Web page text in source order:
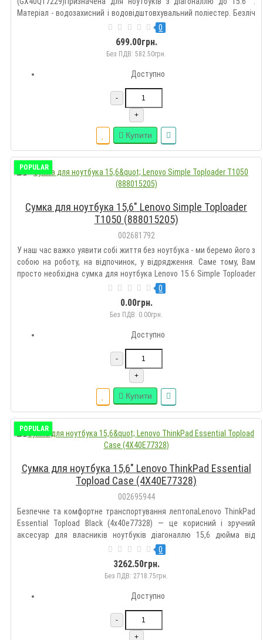
Матеріал - водозахисний і водовідштовхувальний поліестер. Безліч
кишень сприятиме використанню сумки на щоденній основі. Крім
того сумка Lenovo Casual T210 досить легка і має регульований п..
0
699.00грн.
Без ПДВ: 582.50грн.
Доступно
-
+
Купити
POPULAR
Сумка для ноутбука 15,6" Lenovo Simple Toploader
T1050 (888015205)
002681792
У наш час важко уявити собі життя без ноутбука - ми беремо його з
собою на роботу, на відпочинок, у відрядження. Саме тому, Вам
просто необхідна сумка для ноутбука Lenovo 15.6 Simple Toploader
T1050. Вона виготовлена зі спеціального міцного матеріалу,
забезпечуючи надійний захист від пошкоджень, вол..
0
0.00грн.
Без ПДВ: 0.00грн.
Доступно
-
+
Купити
POPULAR
Сумка для ноутбука 15,6" Lenovo ThinkPad Essential
Topload Case (4X40E77328)
002695944
Безпечне та комфортне транспортування лептопаLenovo ThinkPad
Essential Topload Black (4x40e77328) — це корисний і зручний
аксесуар для власників ноутбуків діагоналлю 15,6 дюйма від
компанії Lenovo. Сумка створена для безпечного транспортування
ноутбука в дорозі, у тому числі й під час перельоту. У T..
0
3262.50грн.
Без ПДВ: 2718.75грн.
Доступно
-
+